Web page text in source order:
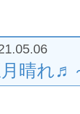
晴れ♬